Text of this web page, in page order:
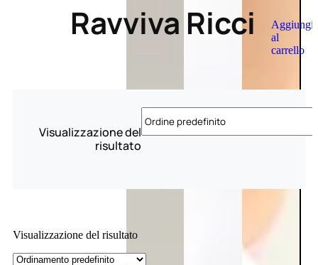
Aggiungi
al
carrello
Ravviva Ricci
Visualizzazione del
risultato
Visualizzazione del risultato